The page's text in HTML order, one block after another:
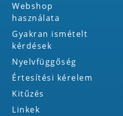
Webshop
használata
Gyakran ismételt
kérdések
Nyelvfüggőség
Értesítési kérelem
Kitűzés
Linkek